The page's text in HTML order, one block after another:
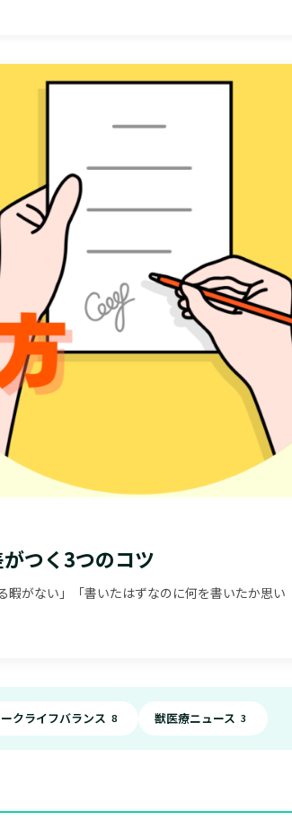
つく3つのコツ
がない」「書いたはずなのに何を書いたか思い
クライフバランス 8 獣医療ニュース 3